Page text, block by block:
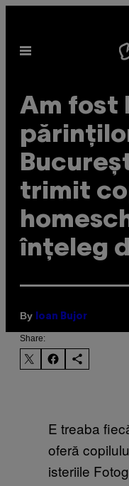
content
Open
Am fost
trimit
înțeleg
By Ioan Bujor
Share:
E treaba
oferă
isteriile